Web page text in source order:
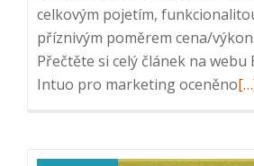
celkovým pojetím,
příznivým poměrem cena/
Přečtěte si celý článek na webu
Intuo pro marketing oceněno